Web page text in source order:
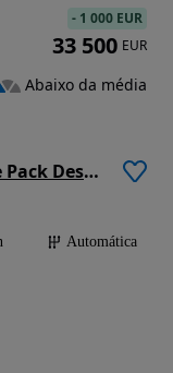
BMW 225xe Active Tourer e xDrive Pack Desportivo M
Automática
- 1 000 EUR
33 500 EUR
Abaixo da média